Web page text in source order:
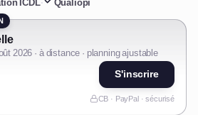
2026 · à distance · planning ajustable
S'inscrire
CB · PayPal · sécurisé